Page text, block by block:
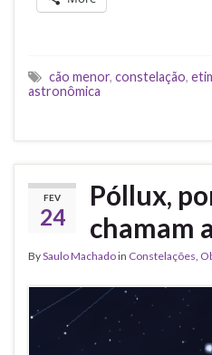
cão menor, constelação,
astronômica
FEV
24
Póllux,
chamam
BySaulo Machadoin Constelações,